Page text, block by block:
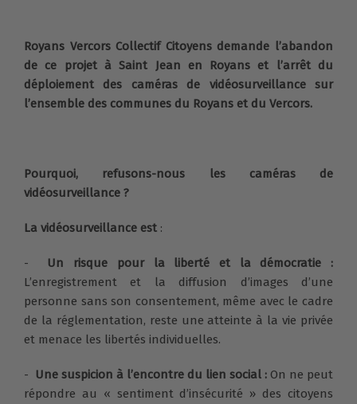
Royans Vercors Collectif Citoyens demande l’abandon
de ce projet à Saint Jean en Royans et l’arrêt du
déploiement des caméras de vidéosurveillance sur
l’ensemble des communes du Royans et du Vercors.
Pourquoi, refusons-nous les caméras de
vidéosurveillance ?
La vidéosurveillance est :
- Un risque pour la liberté et la démocratie :
L’enregistrement et la diffusion d’images d’une
personne sans son consentement, même avec le cadre
de la réglementation, reste une atteinte à la vie privée
et menace les libertés individuelles.
- Une suspicion à l’encontre du lien social : On ne peut
répondre au « sentiment d’insécurité » des citoyens